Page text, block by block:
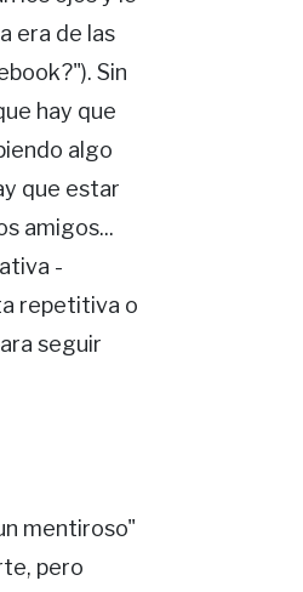
era de las
Sin
hay que
algo
que estar
amigos...
-
repetitiva o
seguir
mentiroso"
pero